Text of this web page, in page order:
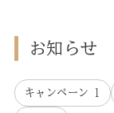
お知らせ
キャンペーン 1